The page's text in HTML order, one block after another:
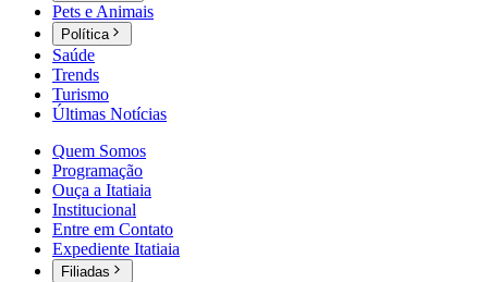
Pets e Animais
Política
Saúde
Trends
Turismo
Últimas Notícias
Quem Somos
Programação
Ouça a Itatiaia
Institucional
Entre em Contato
Expediente Itatiaia
Filiadas